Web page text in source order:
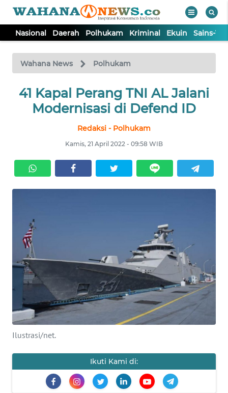
Nasional Daerah Polhukam Kriminal Ekuin Sains-
Wahana News Polhukam
41 Kapal Perang TNI AL Jalani
Modernisasi di Defend ID
Redaksi - Polhukam
Kamis, 21 April 2022 - 09:58 WIB
Ilustrasi/net.
Ikuti Kami di:
TV
Tutup
NASIONAL
KRIMINAL
SAINS-TEKNO
KESEHATAN
INTERNASIONAL
SERBA-SERBI
OLAHRAGA